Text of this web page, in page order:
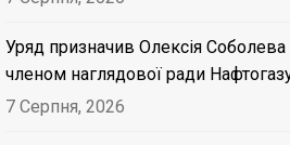
Уряд призначив Олексія Соболева
членом наглядової ради
7 Серпня, 2026